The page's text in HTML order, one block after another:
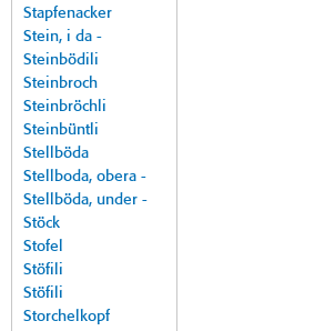
Stapfenacker
Stein, i da -
Steinbödili
Steinbroch
Steinbröchli
Steinbüntli
Stellböda
Stellboda, obera -
Stellböda, under -
Stöck
Stofel
Stöfili
Stöfili
Storchelkopf